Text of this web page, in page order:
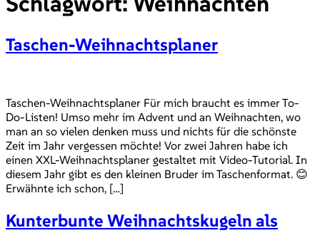
Taschen-Weihnachtsplaner
Taschen-Weihnachtsplaner Für mich braucht es immer To-
Do-Listen! Umso mehr im Advent und an Weihnachten, wo
man an so vielen denken muss und nichts für die schönste
Zeit im Jahr vergessen möchte! Vor zwei Jahren habe ich
einen XXL-Weihnachtsplaner gestaltet mit Video-Tutorial. In
diesem Jahr gibt es den kleinen Bruder im Taschenformat. 😊
Erwähnte ich schon, […]
Kunterbunte Weihnachtskugeln als